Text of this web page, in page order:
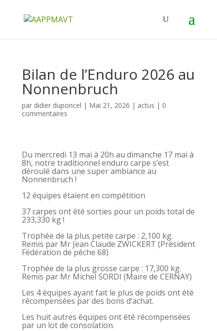
Bilan de l’Enduro 2026 au
Nonnenbruch
par didier duponcel | Mai 21, 2026 | actus | 0
commentaires
Du mercredi 13 mai à 20h au dimanche 17 mai à
8h, notre traditionnel enduro carpe s’est
déroulé dans une super ambiance au
Nonnenbruch !
12 équipes étaient en compétition
37 carpes ont été sorties pour un poids total de
233,330 kg !
Trophée de la plus petite carpe : 2,100 kg.
Remis par Mr Jean Claude ZWICKERT (Président
Fédération de pêche 68)
Trophée de la plus grosse carpe : 17,300 kg.
Remis par Mr Michel SORDI (Maire de CERNAY)
Les 4 équipes ayant fait le plus de poids ont été
récompensées par des bons d’achat.
Les huit autres équipes ont été récompensées
par un lot de consolation.